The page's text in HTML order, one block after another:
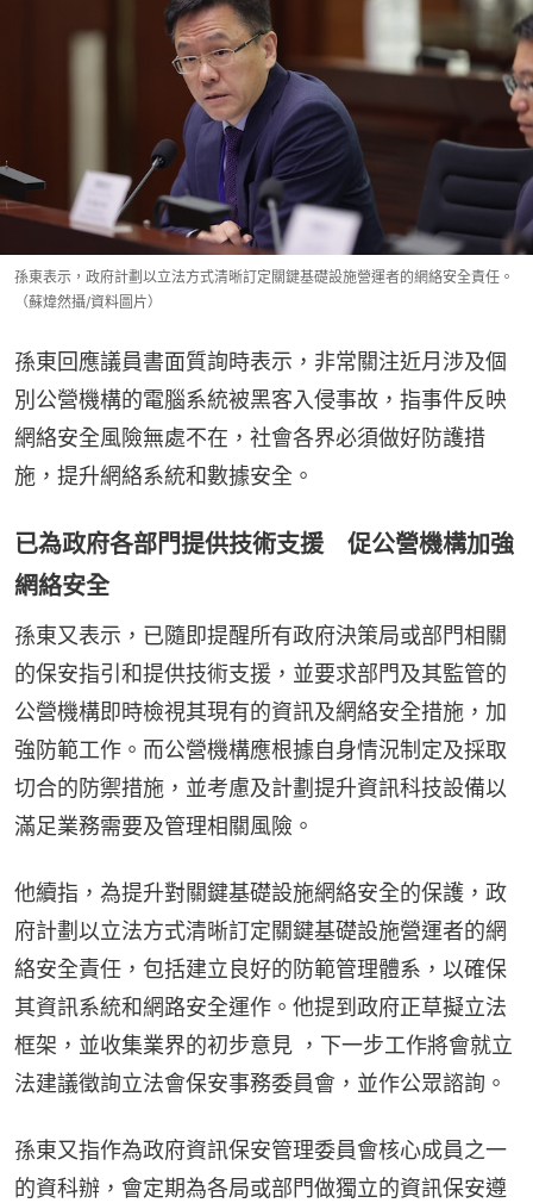
孫東表示，政府計劃以立法方式清晰訂定關鍵基礎設施營運者的網絡安全責任。
（蘇煒然攝/資料圖片）
孫東回應議員書面質詢時表示，非常關注近月涉及個
別公營機構的電腦系統被黑客入侵事故，指事件反映
網絡安全風險無處不在，社會各界必須做好防護措
施，提升網絡系統和數據安全。
已為政府各部門提供技術支援 促公營機構加強
網絡安全
孫東又表示，已隨即提醒所有政府決策局或部門相關
的保安指引和提供技術支援，並要求部門及其監管的
公營機構即時檢視其現有的資訊及網絡安全措施，加
強防範工作。而公營機構應根據自身情況制定及採取
切合的防禦措施，並考慮及計劃提升資訊科技設備以
滿足業務需要及管理相關風險。
他續指，為提升對關鍵基礎設施網絡安全的保護，政
府計劃以立法方式清晰訂定關鍵基礎設施營運者的網
絡安全責任，包括建立良好的防範管理體系，以確保
其資訊系統和網路安全運作。他提到政府正草擬立法
框架，並收集業界的初步意見 ，下一步工作將會就立
法建議徵詢立法會保安事務委員會，並作公眾諮詢。
孫東又指作為政府資訊保安管理委員會核心成員之一
的資科辦，會定期為各局或部門做獨立的資訊保安遵